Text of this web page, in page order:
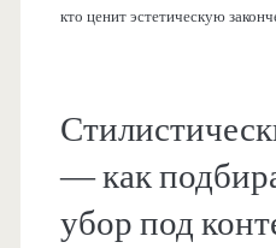
кто ценит эстетическую
— как
убор под